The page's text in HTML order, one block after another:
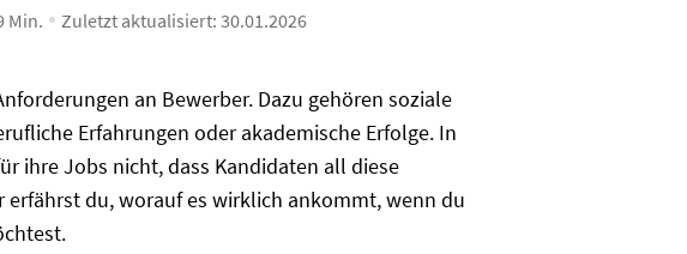
Min. Zuletzt aktualisiert:30.01.2026
an Bewerber. Dazu gehören soziale
Erfahrungen oder akademische Erfolge. In
ihre Jobs nicht, dass Kandidaten all diese
du, worauf es wirklich ankommt, wenn du